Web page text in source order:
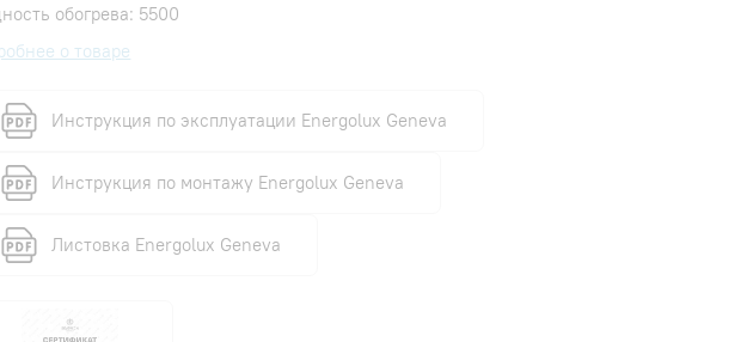
обогрева: 5500
о товаре
Инструкция по эксплуатации Energolux Geneva
Инструкция по монтажу Energolux Geneva
Листовка Energolux Geneva